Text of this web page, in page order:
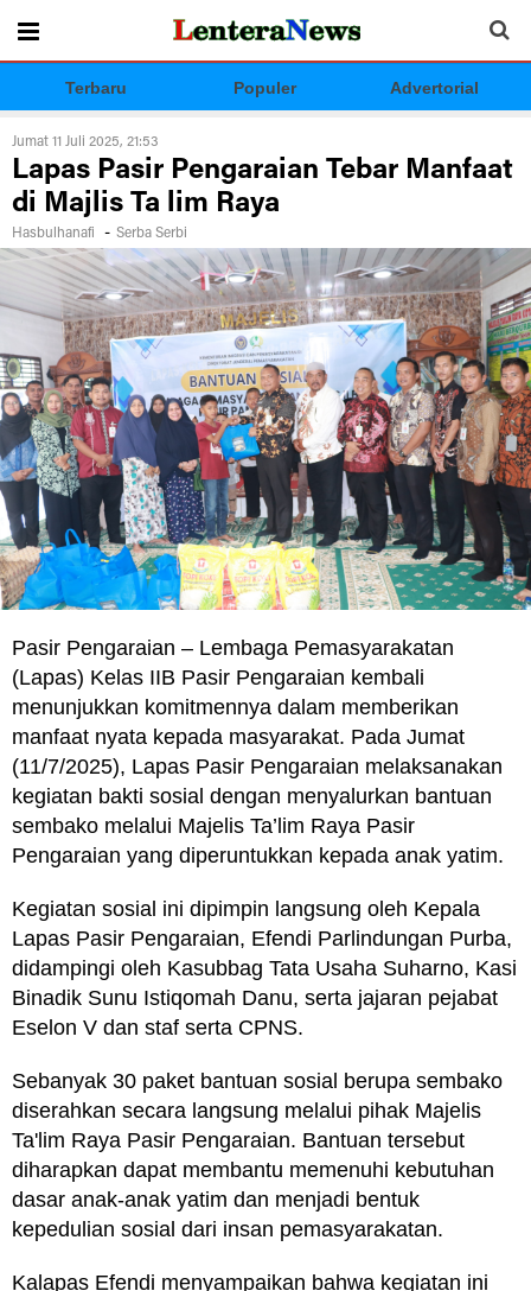
Terbaru Populer Advertorial
Jumat 11 Juli 2025, 21:53
Lapas Pasir Pengaraian Tebar Manfaat
di Majlis Ta lim Raya
Hasbulhanafi - Serba Serbi
Pasir Pengaraian – Lembaga Pemasyarakatan
(Lapas) Kelas IIB Pasir Pengaraian kembali
menunjukkan komitmennya dalam memberikan
manfaat nyata kepada masyarakat. Pada Jumat
(11/7/2025), Lapas Pasir Pengaraian melaksanakan
kegiatan bakti sosial dengan menyalurkan bantuan
sembako melalui Majelis Ta’lim Raya Pasir
Pengaraian yang diperuntukkan kepada anak yatim.
Kegiatan sosial ini dipimpin langsung oleh Kepala
Lapas Pasir Pengaraian, Efendi Parlindungan Purba,
didampingi oleh Kasubbag Tata Usaha Suharno, Kasi
Binadik Sunu Istiqomah Danu, serta jajaran pejabat
Eselon V dan staf serta CPNS.
Sebanyak 30 paket bantuan sosial berupa sembako
diserahkan secara langsung melalui pihak Majelis
Ta'lim Raya Pasir Pengaraian. Bantuan tersebut
diharapkan dapat membantu memenuhi kebutuhan
dasar anak-anak yatim dan menjadi bentuk
kepedulian sosial dari insan pemasyarakatan.
Kalapas Efendi menyampaikan bahwa kegiatan ini